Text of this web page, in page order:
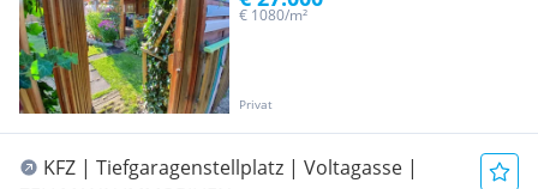
Privat
€ 1080/m²
KFZ | Tiefgaragenstellplatz | Voltagasse |